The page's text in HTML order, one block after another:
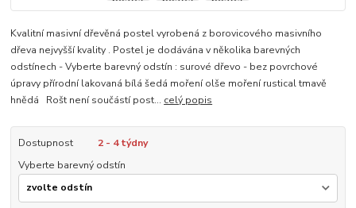
Kvalitní masivní dřevěná postel vyrobená z borovicového masivního
dřeva nejvyšší kvality . Postel je dodávána v několika barevných
odstínech - Vyberte barevný odstín : surové dřevo - bez povrchové
úpravy přírodní lakovaná bílá šedá moření olše moření rustical tmavě
hnědá Rošt není součástí post... celý popis
Dostupnost
2 - 4 týdny
Vyberte barevný odstín